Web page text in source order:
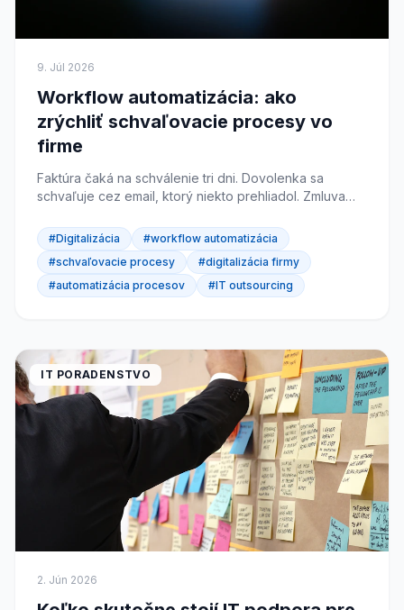
9. Júl 2026
Workflow automatizácia: ako
zrýchliť schvaľovacie procesy vo
firme
Faktúra čaká na schválenie tri dni. Dovolenka sa
schvaľuje cez email, ktorý niekto prehliadol. Zmluva
#Digitalizácia
#workflow automatizácia
#schvaľovacie procesy
#digitalizácia firmy
#automatizácia procesov
#IT outsourcing
IT PORADENSTVO
2. Jún 2026